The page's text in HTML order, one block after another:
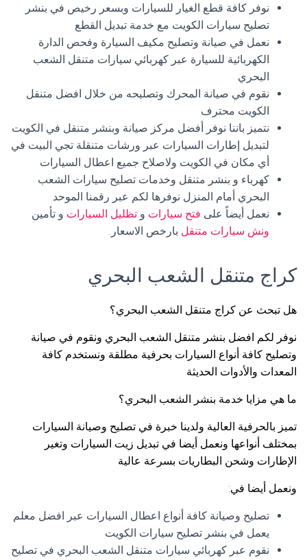
نوفر كافة قطع الغيار للسيارات وبسعر رخيص في بنشر
تصليح سيارات الكويت مع خدمة تبديل القطع
نعمل في صيانة وتصليح مكيف السيارة وفحص الدارة
الكهربائية للسيارة عبر كهربائي سيارات متنقل الشعب
البحري
نقوم في صيانة المحرك وتصليحه من خلال افضل متنقل
الكويت محترف
نتميز باننا نوفر أفضل مركز صيانة وبنشر متنقل في الكويت
لتبديل إطارات السيارات عبر ورشات متنقلة تجي البيت في
أي مكان في الكويت ولاصلاح جميع اعطال السيارات
كهرباء و بنشر متنقل وخدمات تصليح سيارات الشعب
البحري أمام المنزل نوفرها لكم عبر رقمنا الموحد
نعمل أيضاً على فتح سيارات و تظليل السيارات و تأمين
ونش سيارات متنقل بارخص الاسعار.
كراج متنقل الشعب البحري
هل تبحث عن كراج متنقل الشعب البحري؟
نوفر لكم افضل بنشر متنقل الشعب البحري ونقوم في صيانة
وتصليح كافة أنواع السيارات بحرفية مطلقة ونستخدم كافة
المعدات والأدوات الحديثة
ما هي مزايا خدمة بنشر الشعب البحري؟
تميز بالحرفية العالية ولدينا خبرة في تصليح وصيانة السيارات
بمختلف أنواعها ونعمل أيضا في تبديل زيت السيارات وتغير
الإطارات وشحن البطاريات بسرعة عالية
ونعمل أيضا في:
تصليح وصيانة كافة أنواع اعطال السيارات عبر افضل معلم
يعمل في بنشر تصليح سيارات الكويت
نقوم عبر كهربائي سيارات متنقل الشعب البحري في تصليح